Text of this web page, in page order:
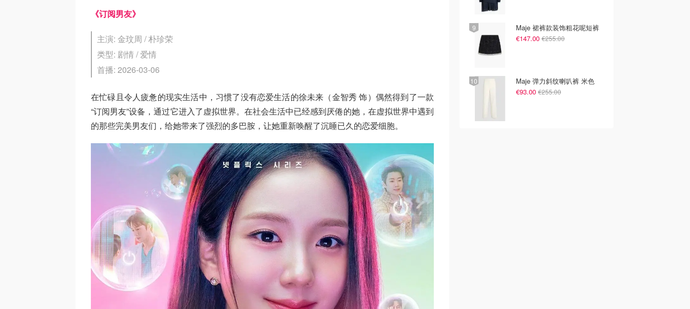
《订阅男友》
主演: 金玟周 / 朴珍荣
类型: 剧情 / 爱情
首播: 2026-03-06
在忙碌且令人疲惫的现实生活中，习惯了没有恋爱生活的徐未来（金智秀 饰）偶然得到了一款
“订阅男友”设备，通过它进入了虚拟世界。在社会生活中已经感到厌倦的她，在虚拟世界中遇到
的那些完美男友们，给她带来了强烈的多巴胺，让她重新唤醒了沉睡已久的恋爱细胞。
Maje 裙裤款装饰粗花呢短裤
€147.00 €255.00
Maje 弹力斜纹喇叭裤 米色
€93.00 €255.00